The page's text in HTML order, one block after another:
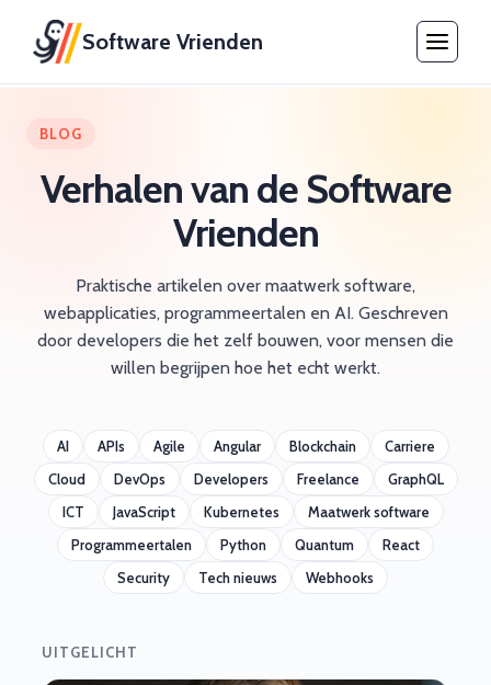
Software Vrienden
BLOG
Verhalen van de Software
Vrienden
Praktische artikelen over maatwerk software,
webapplicaties, programmeertalen en AI. Geschreven
door developers die het zelf bouwen, voor mensen die
willen begrijpen hoe het echt werkt.
AI APIs Agile Angular Blockchain
Carriere
Cloud
DevOps Developers Freelance
GraphQL
ICT
JavaScript Kubernetes
Maatwerk software
Programmeertalen
Python Quantum
React
Security
Tech nieuws Webhooks
UITGELICHT